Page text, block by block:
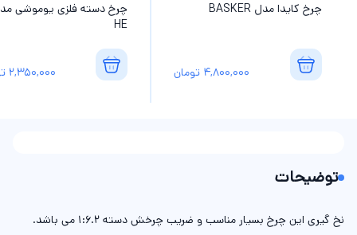
چرخ کایدا مدل BASKER
4,800,000 تومان
چرخ دسته فلزی یوموشی
HE
2,350,000
توضیحات
نخ گیری این چرخ بسیار مناسب و ضریب چرخش دسته 1:6.2 می باشد.